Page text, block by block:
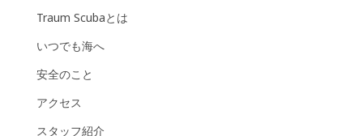
Traum Scubaとは
いつでも海へ
安全のこと
アクセス
スタッフ紹介